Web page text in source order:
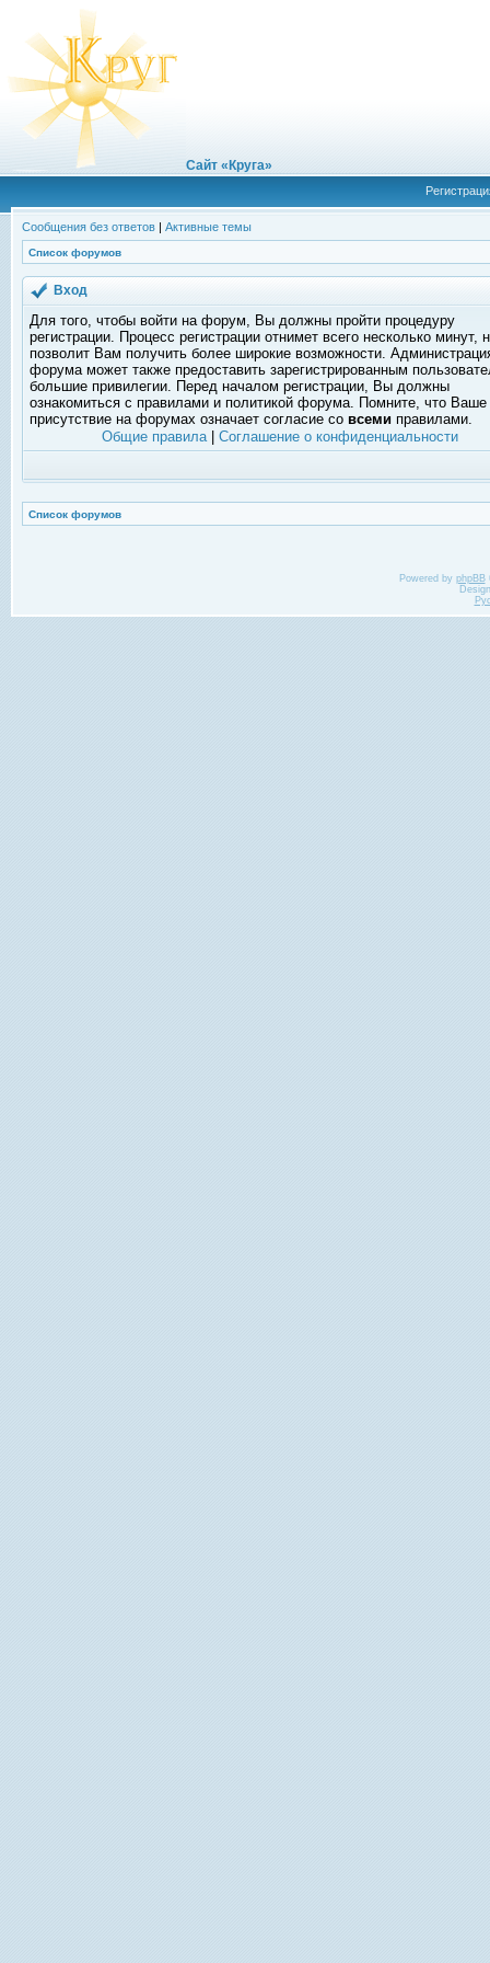
Сайт «Круга»
Сообщения без ответов | Активные темы
Список форумов
Вход
Для того, чтобы войти на форум, Вы должны пройти процедуру
регистрации. Процесс регистрации отнимет всего несколько минут,
позволит Вам получить более широкие возможности.
форума может также предоставить зарегистрированным
большие привилегии. Перед началом регистрации, Вы должны
ознакомиться с правилами и политикой форума. Помните, что Ваше
присутствие на форумах означает согласие со всеми правилами.
Общие правила| Соглашение о конфиденциальности
Список форумов
Powered by phpBB